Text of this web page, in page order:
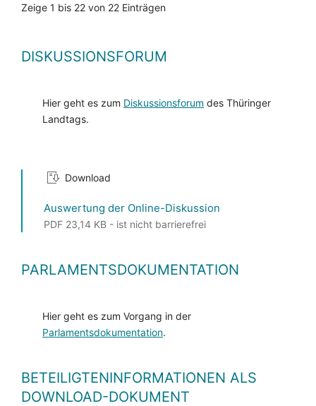
Zeige 1 bis 22 von 22 Einträgen
DISKUSSIONSFORUM
Hier geht es zum Diskussionsforum des Thüringer
Landtags.
Download
Auswertung der Online-Diskussion
PDF 23,14 KB - ist nicht barrierefrei
PARLAMENTSDOKUMENTATION
Hier geht es zum Vorgang in der
Parlamentsdokumentation.
BETEILIGTENINFORMATIONEN ALS
DOWNLOAD-DOKUMENT